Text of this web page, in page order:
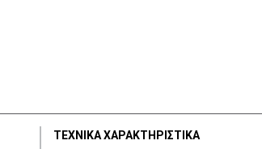
ΤΕΧΝΙΚΑ ΧΑΡΑΚΤΗΡΙΣΤΙΚΑ